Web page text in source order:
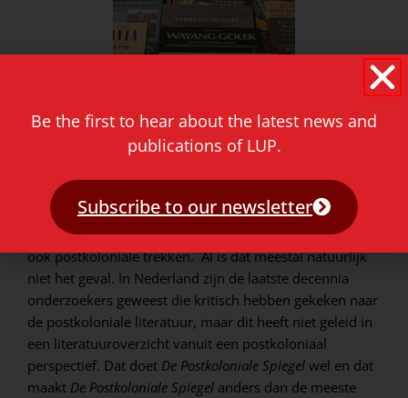
‘En wat blijkt sommige postkoloniale romans hebben
ook postkoloniale trekken. Al is dat meestal natuurlijk
niet het geval. In Nederland zijn de laatste decennia
onderzoekers geweest die kritisch hebben gekeken naar
de postkoloniale literatuur, maar dit heeft niet geleid in
een literatuuroverzicht vanuit een postkoloniaal
perspectief. Dat doet De Postkoloniale Spiegel wel en dat
maakt De Postkoloniale Spiegel anders dan de meeste
Be the first to hear about the latest news and
publications of LUP.
Subscribe to our newsletter